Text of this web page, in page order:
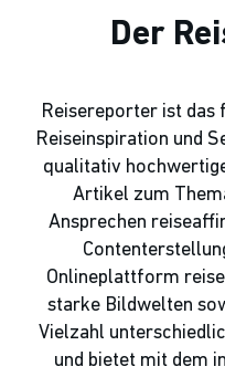
Der
Reisereporter ist das
Reiseinspiration und
qualitativ
Artikel zum
Ansprechen
Onlineplattform
starke Bildwelten
Vielzahl
und bietet mit dem